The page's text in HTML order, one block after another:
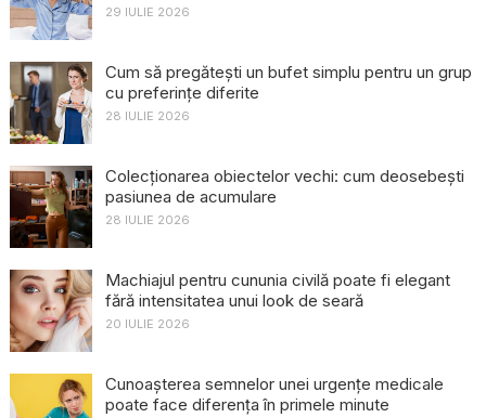
29 IULIE 2026
Cum să pregătești un bufet simplu pentru un grup
cu preferințe diferite
28 IULIE 2026
Colecționarea obiectelor vechi: cum deosebești
pasiunea de acumulare
28 IULIE 2026
Machiajul pentru cununia civilă poate fi elegant
fără intensitatea unui look de seară
20 IULIE 2026
Cunoașterea semnelor unei urgențe medicale
poate face diferența în primele minute